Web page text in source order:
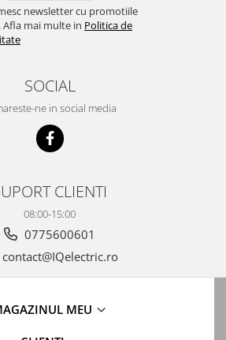
newsletter cu promotiile
Afla mai multe in Politica de
SOCIAL
ne in social media
CLIENTI
08:00-15:00
0775600601
contact@IQelectric.ro
MEU